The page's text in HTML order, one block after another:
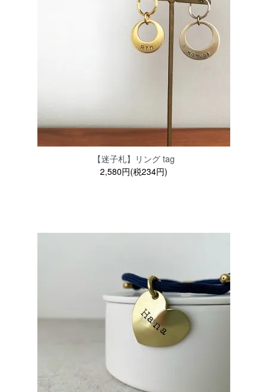
【迷子札】リング tag
2,580円(税234円)